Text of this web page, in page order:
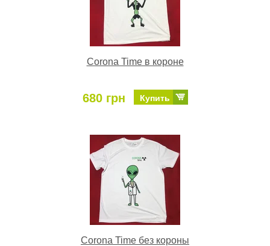
Corona Time в короне
680 грн Купить
Corona Time без короны